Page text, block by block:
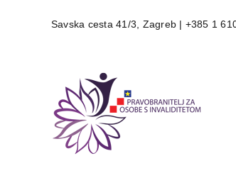
Savska cesta 41/3, Zagreb | +385 1